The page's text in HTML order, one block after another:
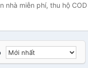
nhà miễn phí, thu hộ COD